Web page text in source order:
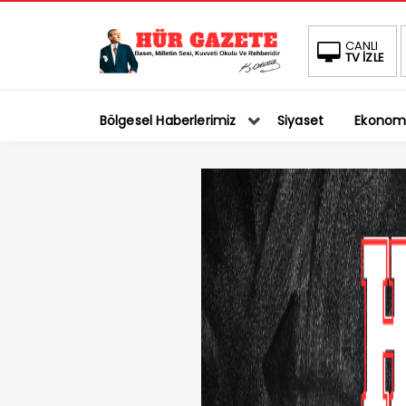
CANLI
TV İZLE
Bölgesel Haberlerimiz Siyaset